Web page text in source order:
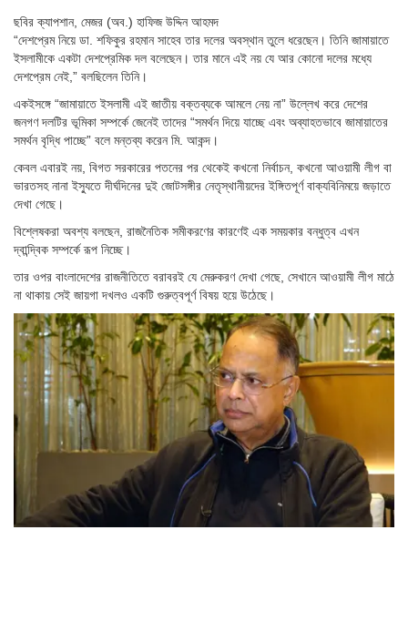
ছবির ক্যাপশান, মেজর (অব.) হাফিজ উদ্দিন আহমদ
“দেশপ্রেম নিয়ে ডা. শফিকুর রহমান সাহেব তার দলের অবস্থান তুলে ধরেছেন। তিনি জামায়াতে
ইসলামীকে একটা দেশপ্রেমিক দল বলেছেন। তার মানে এই নয় যে আর কোনো দলের মধ্যে
দেশপ্রেম নেই,” বলছিলেন তিনি।
একইসঙ্গে “জামায়াতে ইসলামী এই জাতীয় বক্তব্যকে আমলে নেয় না” উল্লেখ করে দেশের
জনগণ দলটির ভূমিকা সম্পর্কে জেনেই তাদের “সমর্থন দিয়ে যাচ্ছে এবং অব্যাহতভাবে জামায়াতের
সমর্থন বৃদ্ধি পাচ্ছে” বলে মন্তব্য করেন মি. আকন্দ।
কেবল এবারই নয়, বিগত সরকারের পতনের পর থেকেই কখনো নির্বাচন, কখনো আওয়ামী লীগ বা
ভারতসহ নানা ইস্যুতে দীর্ঘদিনের দুই জোটসঙ্গীর নেতৃস্থানীয়দের ইঙ্গিতপূর্ণ বাক্যবিনিময়ে জড়াতে
দেখা গেছে।
বিশ্লেষকরা অবশ্য বলছেন, রাজনৈতিক সমীকরণের কারণেই এক সময়কার বন্ধুত্ব এখন
দ্বান্দ্বিক সম্পর্কে রূপ নিচ্ছে।
তার ওপর বাংলাদেশের রাজনীতিতে বরাবরই যে মেরুকরণ দেখা গেছে, সেখানে আওয়ামী লীগ মাঠে
না থাকায় সেই জায়গা দখলও একটি গুরুত্বপূর্ণ বিষয় হয়ে উঠেছে।